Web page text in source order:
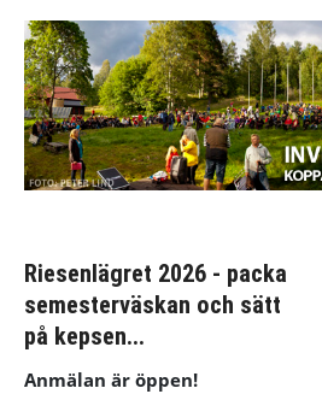
Riesenlägret 2026 - packa
semesterväskan och sätt
på kepsen...
Anmälan är öppen!